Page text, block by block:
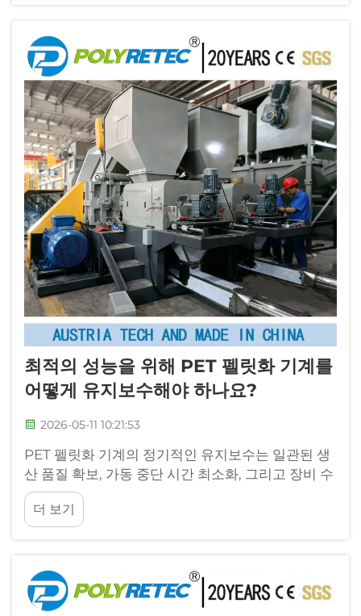
최적의 성능을 위해 PET 펠릿화 기계를
어떻게 유지보수해야 하나요?
2026-05-11 10:21:53
PET 펠릿화 기계의 정기적인 유지보수는 일관된 생
산 품질 확보, 가동 중단 시간 최소화, 그리고 장비 수
명 연장에 필수적입니다. 경쟁이 치열한 플라스틱 재
활용 및 제조 산업 환경에서 ...의 성능은 매우 중요합
니다.
더 보기